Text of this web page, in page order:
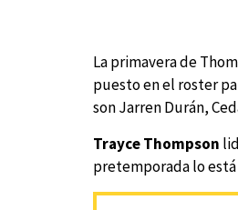
La primavera de
puesto en el roster
son Jarren Durán,
Trayce Thompson
pretemporada lo está